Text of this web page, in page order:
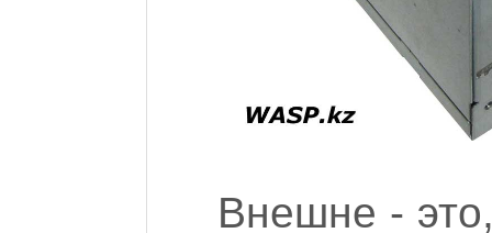
Внешне -